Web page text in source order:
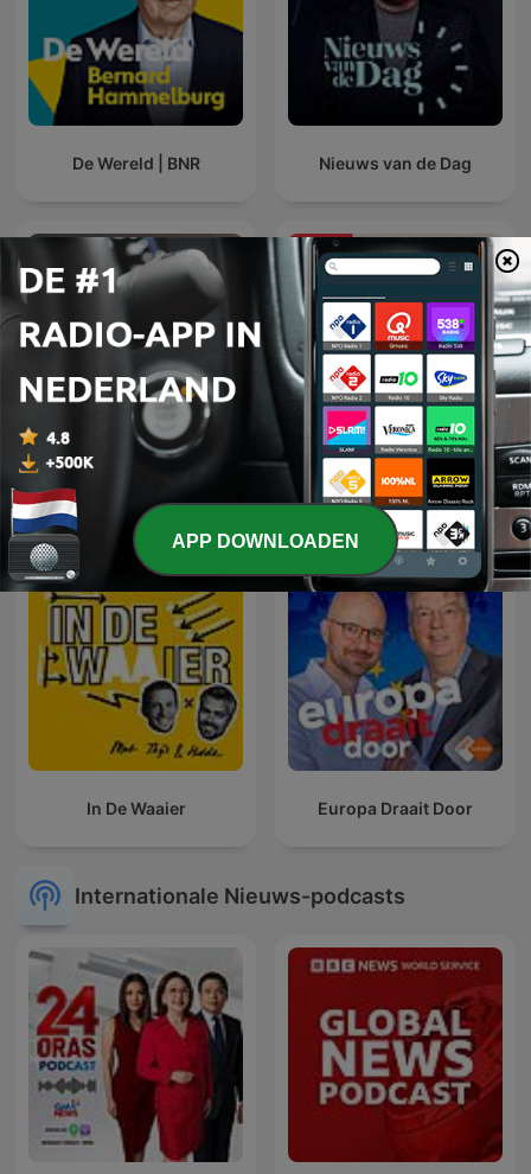
De Wereld | BNR Nieuws van de Dag
De zaak ontleed NRC Vandaag
In De Waaier Europa Draait Door
Internationale Nieuws-podcasts
APP DOWNLOADEN